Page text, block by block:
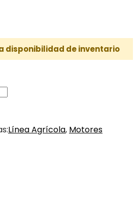
disponibilidad de inventario
Línea Agrícola, Motores